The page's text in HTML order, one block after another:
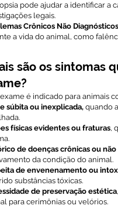
pode ajudar a identificar a
legais.
Crônicos Não
a vida do animal, como
são os sintomas
é indicado para animais
súbita ou inexplicada, quando
físicas evidentes ou fraturas,
de doenças crônicas ou
da condição do animal.
de envenenamento ou
substâncias tóxicas.
de preservação estética
para cerimônias ou velórios.